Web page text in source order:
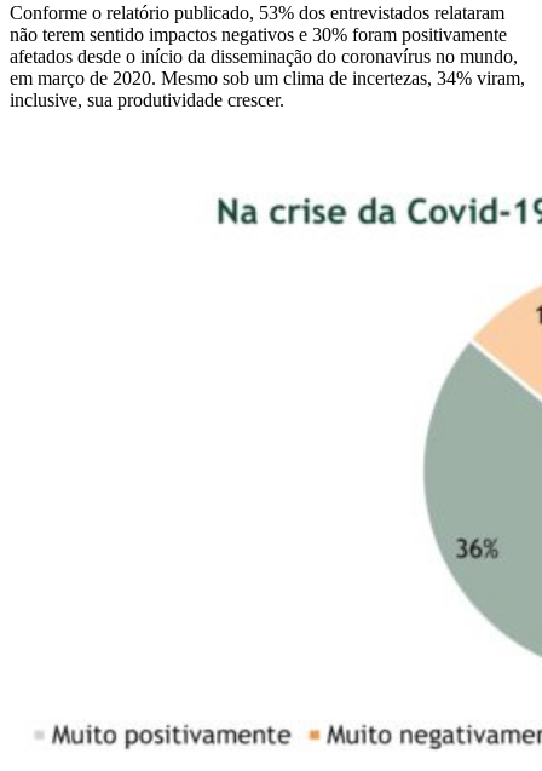
Conforme o relatório publicado, 53% dos entrevistados relataram
não terem sentido impactos negativos e 30% foram positivamente
afetados desde o início da disseminação do coronavírus no mundo,
em março de 2020. Mesmo sob um clima de incertezas, 34% viram,
inclusive, sua produtividade crescer.